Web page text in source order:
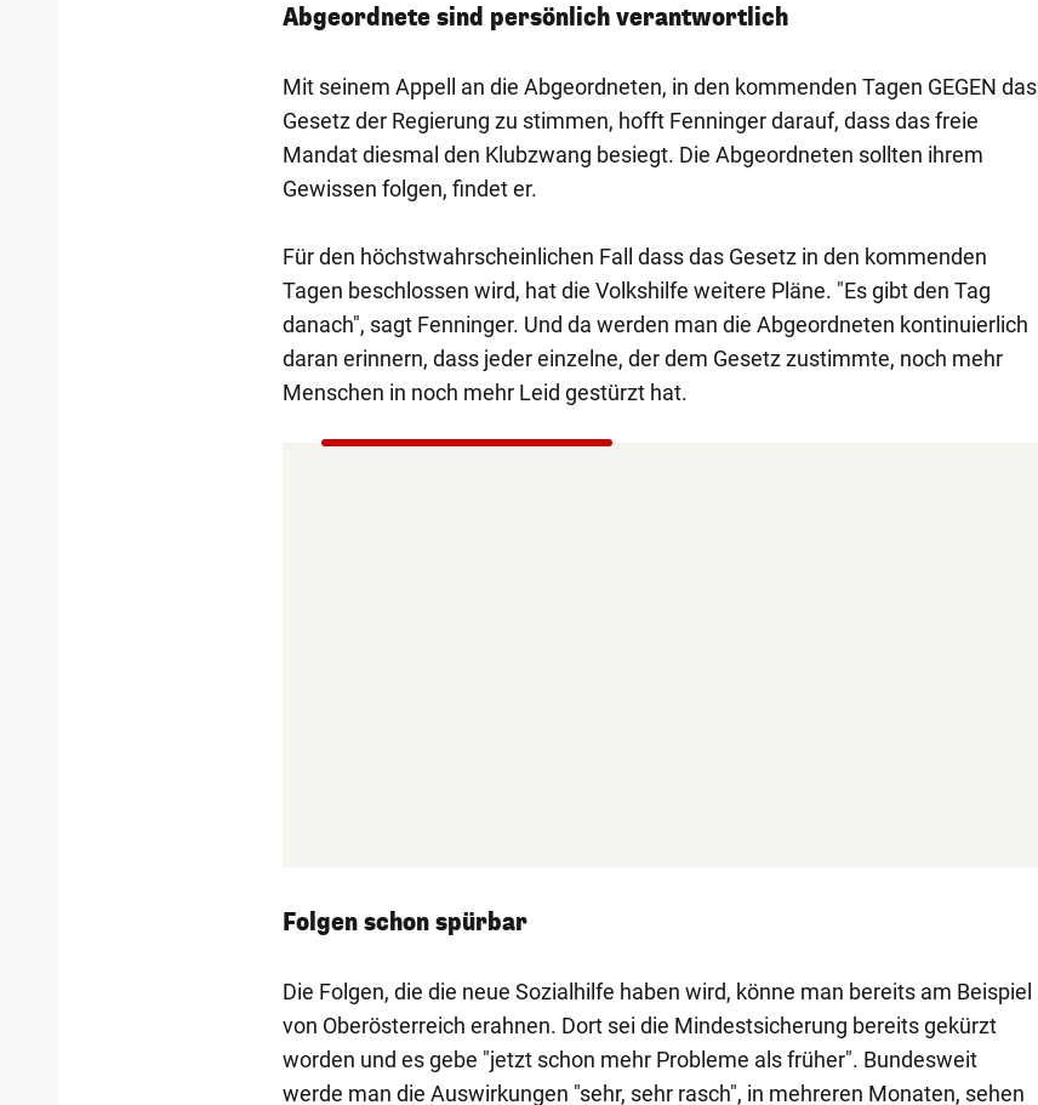
Abgeordnete sind persönlich verantwortlich
Mit seinem Appell an die Abgeordneten, in den kommenden Tagen GEGEN das
Gesetz der Regierung zu stimmen, hofft Fenninger darauf, dass das freie
Mandat diesmal den Klubzwang besiegt. Die Abgeordneten sollten ihrem
Gewissen folgen, findet er.
Für den höchstwahrscheinlichen Fall dass das Gesetz in den kommenden
Tagen beschlossen wird, hat die Volkshilfe weitere Pläne. "Es gibt den Tag
danach", sagt Fenninger. Und da werden man die Abgeordneten kontinuierlich
daran erinnern, dass jeder einzelne, der dem Gesetz zustimmte, noch mehr
Menschen in noch mehr Leid gestürzt hat.
Folgen schon spürbar
Die Folgen, die die neue Sozialhilfe haben wird, könne man bereits am Beispiel
von Oberösterreich erahnen. Dort sei die Mindestsicherung bereits gekürzt
worden und es gebe "jetzt schon mehr Probleme als früher". Bundesweit
werde man die Auswirkungen "sehr, sehr rasch", in mehreren Monaten, sehen